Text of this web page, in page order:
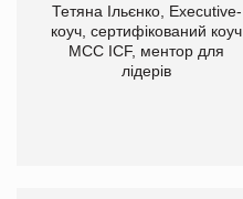
Тетяна Ільєнко, Executive-
коуч, сертифікований коуч
МСС ICF, ментор для
лідерів